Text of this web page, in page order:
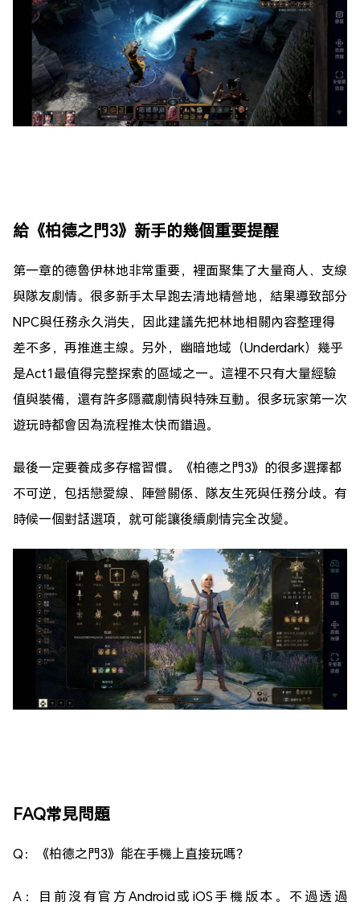
給《柏德之門3》新手的幾個重要提醒
第一章的德魯伊林地非常重要，裡面聚集了大量商人、支線
與隊友劇情。很多新手太早跑去清地精營地，結果導致部分
NPC與任務永久消失，因此建議先把林地相關內容整理得
差不多，再推進主線。另外，幽暗地域（Underdark）幾乎
是Act1最值得完整探索的區域之一。這裡不只有大量經驗
值與裝備，還有許多隱藏劇情與特殊互動。很多玩家第一次
遊玩時都會因為流程推太快而錯過。
最後一定要養成多存檔習慣。《柏德之門3》的很多選擇都
不可逆，包括戀愛線、陣營關係、隊友生死與任務分歧。有
時候一個對話選項，就可能讓後續劇情完全改變。
FAQ常見問題
Q：《柏德之門3》能在手機上直接玩嗎？
A：目前沒有官方Android或iOS手機版本。不過透過